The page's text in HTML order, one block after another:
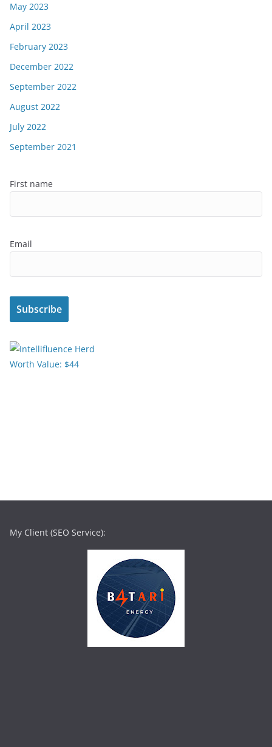
May 2023
April 2023
February 2023
December 2022
September 2022
August 2022
July 2022
September 2021
First name
Email
My Client (SEO Service):